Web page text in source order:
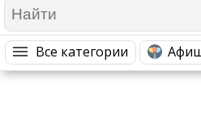
Все категории
Гостиницы